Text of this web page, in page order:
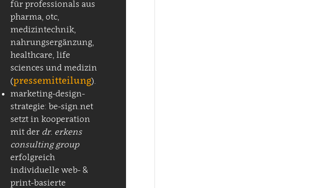
für professionals aus
pharma, otc,
medizintechnik,
nahrungsergänzung,
healthcare, life
sciences und medizin
(pressemitteilung).
marketing-design-
strategie: be-sign.net
setzt in kooperation
mit der dr. erkens
consulting group
erfolgreich
individuelle web- &
print-basierte